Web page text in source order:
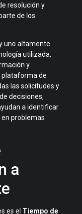
resolución y
de los
uno altamente
utilizada,
y
plataforma de
las solicitudes y
decisiones,
a identificar
problemas
a
es el Tiempo de